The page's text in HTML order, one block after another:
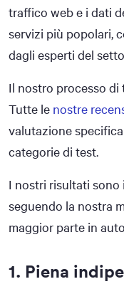
traffico web e i dati
servizi più popolari,
dagli esperti del
Il nostro processo di
Tutte le nostre
valutazione
categorie di test.
I nostri risultati
seguendo la nostra
maggior parte in
1. Piena